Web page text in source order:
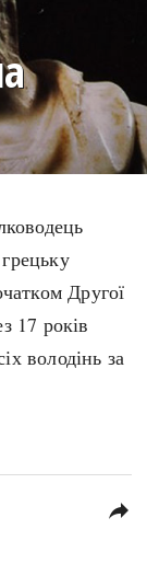
search
революція
Другої
17 років
володінь за
reply